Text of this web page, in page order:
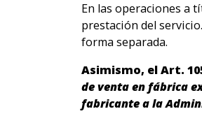
En las operaciones a
prestación del
forma separada.
Asimismo, el Art.
de venta en fábrica
fabricante a la